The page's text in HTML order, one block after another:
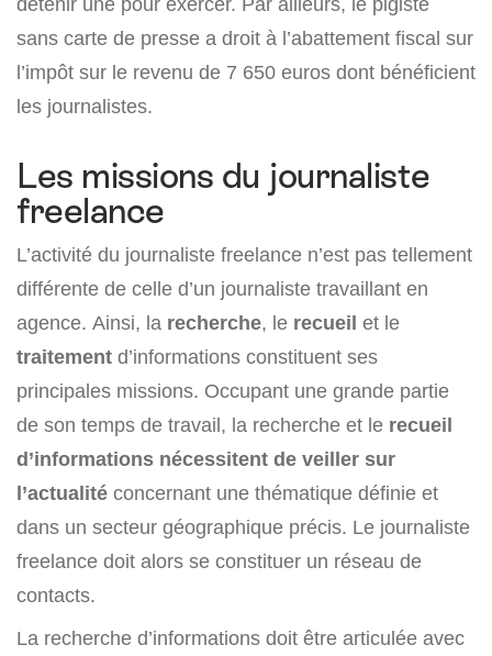
sans carte de presse a droit à l’abattement fiscal sur
l’impôt sur le revenu de 7 650 euros dont bénéficient
les journalistes.
Les missions du journaliste
freelance
L’activité du journaliste freelance n’est pas tellement
différente de celle d’un journaliste travaillant en
agence. Ainsi, la recherche, le recueil et le
traitement d’informations constituent ses
principales missions. Occupant une grande partie
de son temps de travail, la recherche et le recueil
d’informations nécessitent de veiller sur
l’actualité concernant une thématique définie et
dans un secteur géographique précis. Le journaliste
freelance doit alors se constituer un réseau de
contacts.
La recherche d’informations doit être articulée avec